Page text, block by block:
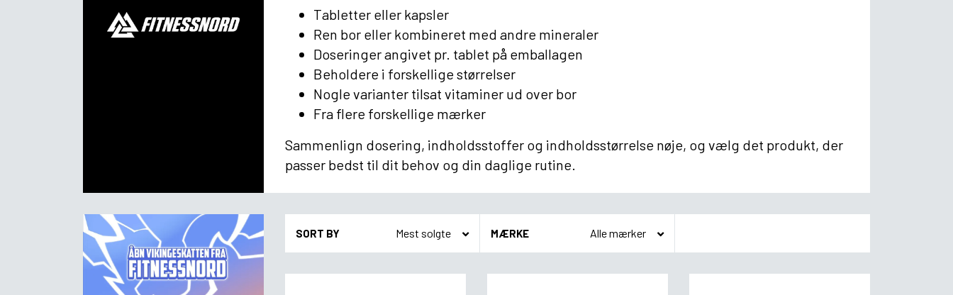
Tabletter eller kapsler
Ren bor eller kombineret med andre mineraler
Doseringer angivet pr. tablet på emballagen
Beholdere i forskellige størrelser
Nogle varianter tilsat vitaminer ud over bor
Fra flere forskellige mærker
Sammenlign dosering, indholdsstoffer og indholdsstørrelse nøje, og vælg det produkt, der
passer bedst til dit behov og din daglige rutine.
SORT BY MÆRKE